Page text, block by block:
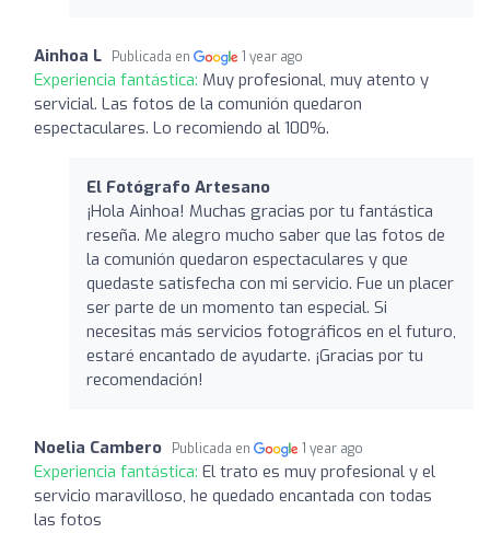
Ainhoa L Publicada en 1 year ago
Experiencia fantástica: Muy profesional, muy atento y
servicial. Las fotos de la comunión quedaron
espectaculares. Lo recomiendo al 100%.
El Fotógrafo Artesano
¡Hola Ainhoa! Muchas gracias por tu fantástica
reseña. Me alegro mucho saber que las fotos de
la comunión quedaron espectaculares y que
quedaste satisfecha con mi servicio. Fue un placer
ser parte de un momento tan especial. Si
necesitas más servicios fotográficos en el futuro,
estaré encantado de ayudarte. ¡Gracias por tu
recomendación!
Noelia Cambero Publicada en 1 year ago
Experiencia fantástica: El trato es muy profesional y el
servicio maravilloso, he quedado encantada con todas
las fotos